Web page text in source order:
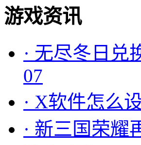
游戏资讯
· 无尽冬日兑
07
· X软件怎么
· 新三国荣耀